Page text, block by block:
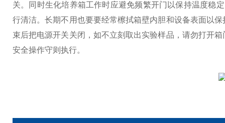
关。同时生化培养箱工作时应避免频繁开门以保持温度稳
行清洁。长期不用也要要经常檫拭箱壁内胆和设备表面以
束后把电源开关关闭，如不立刻取出实验样品，请勿打开箱
安全操作守则执行。